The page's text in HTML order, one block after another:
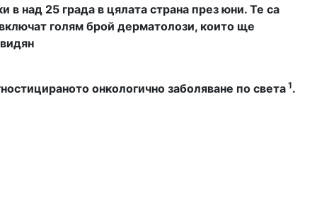
над 25 града в цялата страна през юни. Те са
голям брой дерматолози, които ще
онкологично заболяване по света 1.